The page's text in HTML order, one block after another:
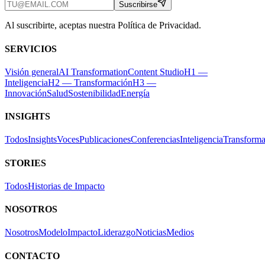
Suscribirse
Al suscribirte, aceptas nuestra Política de Privacidad.
SERVICIOS
Visión generalAI TransformationContent StudioH1 —
InteligenciaH2 — TransformaciónH3 —
InnovaciónSaludSostenibilidadEnergía
INSIGHTS
TodosInsightsVocesPublicacionesConferenciasInteligencia
STORIES
TodosHistorias de Impacto
NOSOTROS
NosotrosModeloImpactoLiderazgoNoticiasMedios
CONTACTO